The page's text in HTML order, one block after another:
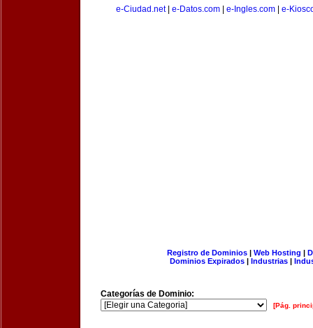
e-Ciudad.net| e-Datos.com e-Ingles.com e-
Registro de Dominios| Web Hosting |
Dominios Expirados | Industrias |
Categorías de Dominio:
[Pág.